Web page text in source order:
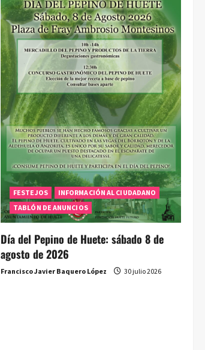
FESTEJOS
INFORMACIÓN AL CIUDADANO
TABLÓN DE ANUNCIOS
Día del Pepino de Huete: sábado 8 de
agosto de 2026
Francisco Javier Baquero López 30 julio 2026